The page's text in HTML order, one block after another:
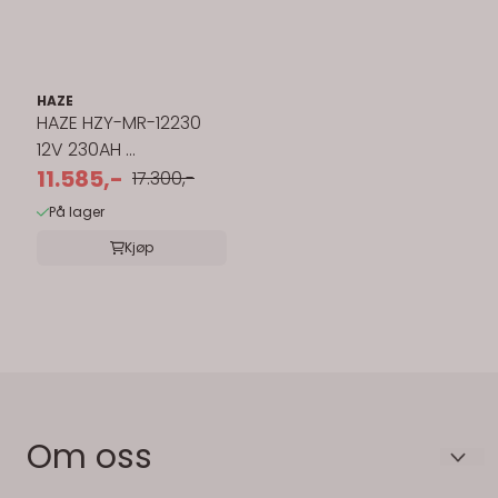
HAZE
HAZE HZY-MR-12230
12V 230AH ...
11.585,- 17.300,-
På lager
Kjøp
Om oss